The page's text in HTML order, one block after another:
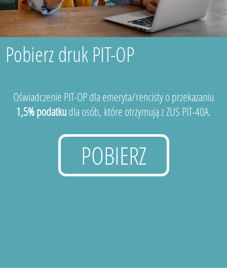
Pobierz druk PIT-OP
Oświadczenie PIT-OP dla emeryta/rencisty o przekazaniu
1,5% podatkudla osób, które otrzymują z ZUS PIT-40A.
POBIERZ